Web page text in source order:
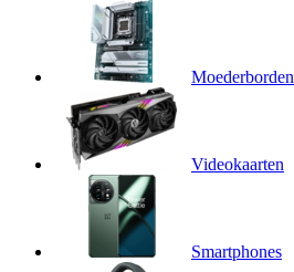
Moederborden
Videokaarten
Smartphones